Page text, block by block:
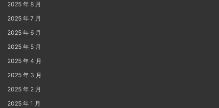
2025 年 8 月
2025 年 7 月
2025 年 6 月
2025 年 5 月
2025 年 4 月
2025 年 3 月
2025 年 2 月
2025 年 1 月